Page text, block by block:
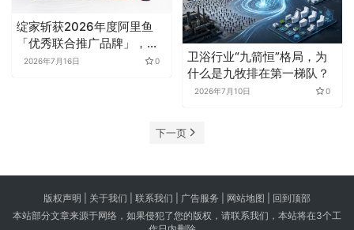
绽家斩获2026年度阿里鱼
「优秀联合推广品牌」，重
塑香氛家清叙事
2026年7月16日 0
卫浴行业“九箭恒”格局，为
什么是九牧排在第一梯队？
2026年7月10日 0
下一页
版权声明 | 关于我们 联系我们 | 广告服务 | 网站地图 | 回到顶部
本站部分文章来源于网络，如果侵犯了您的版权，请联系我们，本站将在3个工